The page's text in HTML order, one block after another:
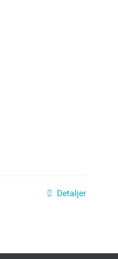
Detaljer